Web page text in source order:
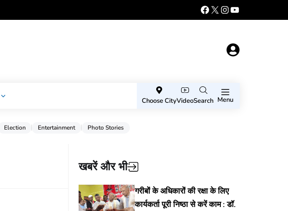
Choose CityVideoSearch Menu
Election Entertainment Photo Stories
खबरें और भी
गरीबों के अधिकारों की रक्षा के लिए
कार्यकर्ता पूरी निष्ठा से करें काम : डॉ.